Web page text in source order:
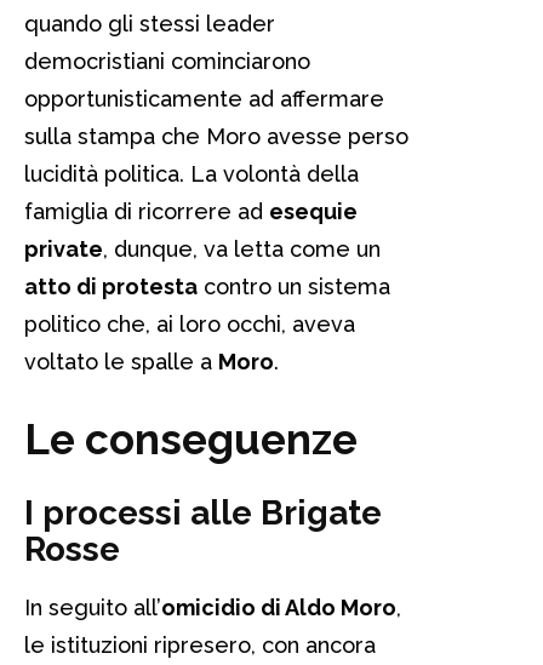
quando gli stessi leader
democristiani cominciarono
opportunisticamente ad affermare
sulla stampa che Moro avesse perso
lucidità politica. La volontà della
famiglia di ricorrere ad esequie
private, dunque, va letta come un
atto di protesta contro un sistema
politico che, ai loro occhi, aveva
voltato le spalle a Moro.
Le conseguenze
I processi alle Brigate
Rosse
In seguito all’omicidio di Aldo Moro,
le istituzioni ripresero, con ancora